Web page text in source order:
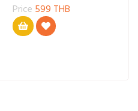
Price 599 THB